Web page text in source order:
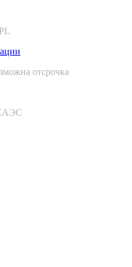
отсрочка